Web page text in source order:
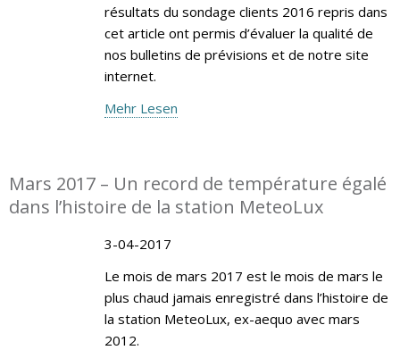
résultats du sondage clients 2016 repris dans
cet article ont permis d’évaluer la qualité de
nos bulletins de prévisions et de notre site
internet.
Mehr Lesen
Mars 2017 – Un record de température égalé
dans l’histoire de la station MeteoLux
3-04-2017
Le mois de mars 2017 est le mois de mars le
plus chaud jamais enregistré dans l’histoire de
la station MeteoLux, ex-aequo avec mars
2012.